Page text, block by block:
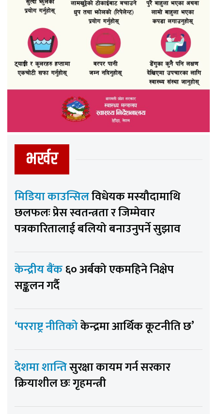
भर्खर
मिडिया काउन्सिलविधेयक मस्यौदामाथि
छलफलः प्रेस स्वतन्त्रता र जिम्मेवार
पत्रकारितालाई बलियो बनाउनुपर्ने सुझाव
केन्द्रीय बैंक६० अर्बको एकमहिने निक्षेप
सङ्कलन गर्दै
‘परराष्ट्र नीतिकोकेन्द्रमा आर्थिक कूटनीति छ’
देशमा शान्तिसुरक्षा कायम गर्न सरकार
क्रियाशील छः गृहमन्त्री